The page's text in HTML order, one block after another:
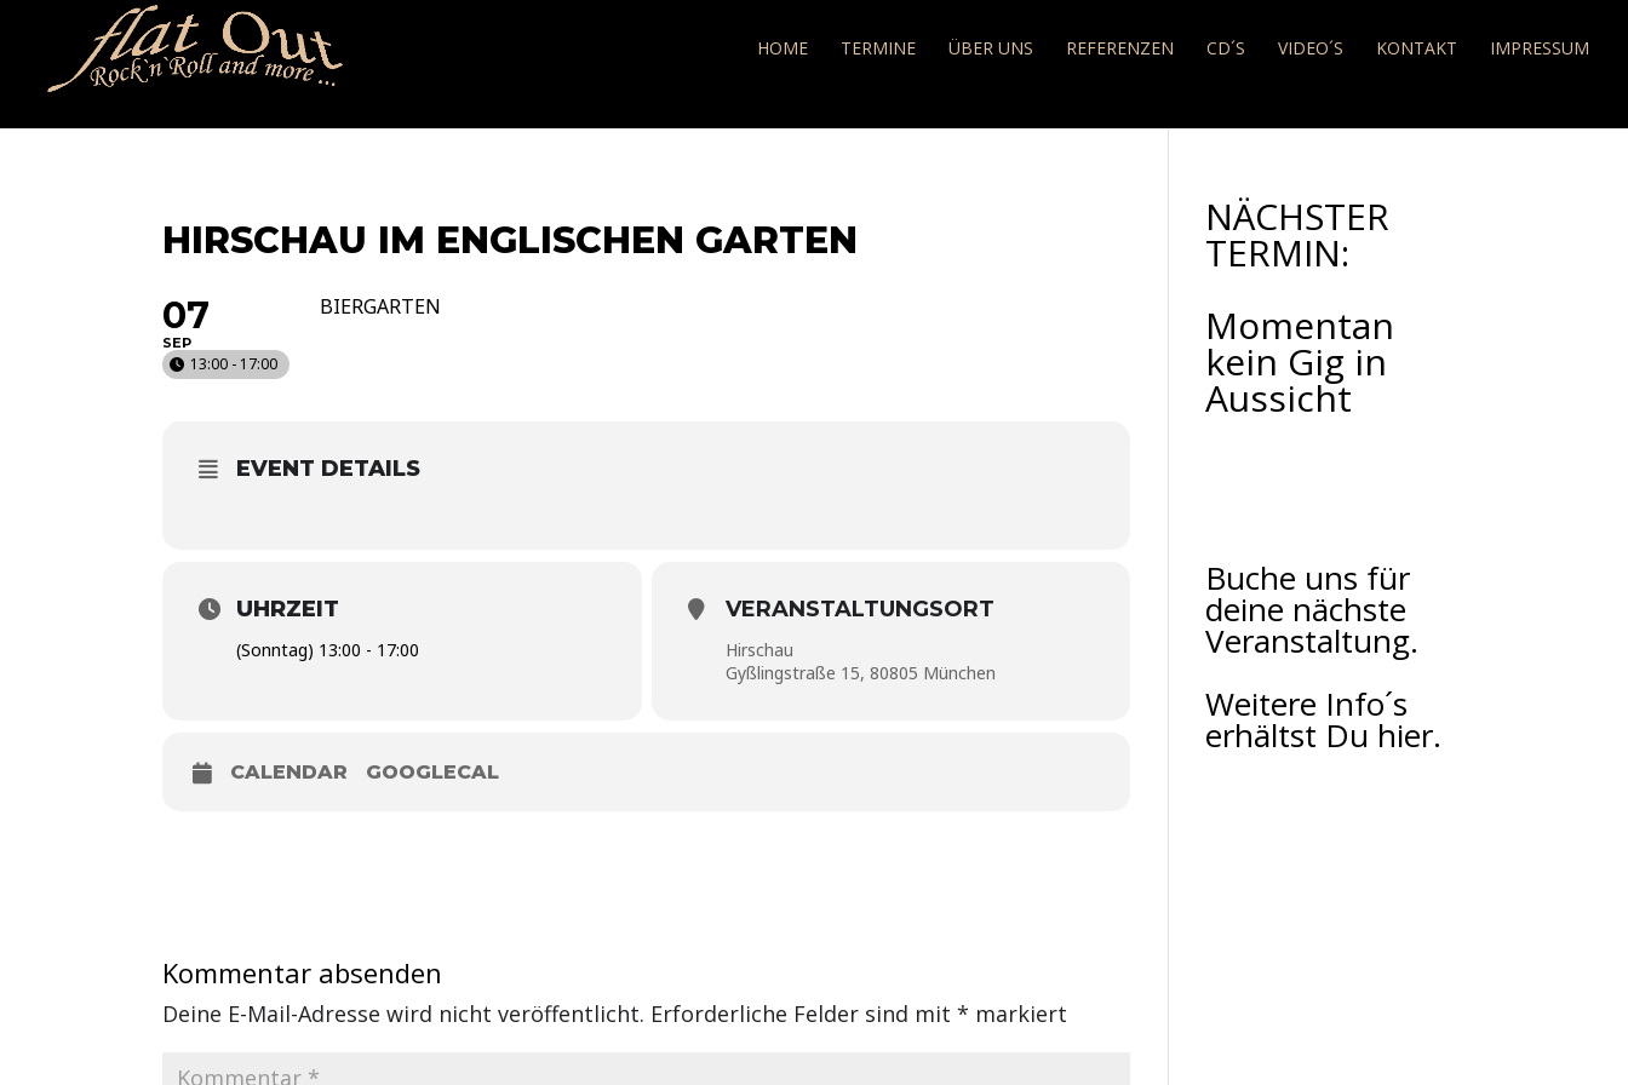
naechstertermin ueberuns
HOME TERMINE ÜBER UNS REFERENZEN CD´S VIDEO´S KONTAKT IMPRESSUM
HIRSCHAU IM ENGLISCHEN GARTEN
07
SEP
13:00 - 17:00
BIERGARTEN
EVENT DETAILS
UHRZEIT
(Sonntag) 13:00 - 17:00
VERANSTALTUNGSORT
Hirschau
Gyßlingstraße 15, 80805 München
CALENDAR GOOGLECAL
Kommentar absenden
Deine E-Mail-Adresse wird nicht veröffentlicht. Erforderliche Felder sind mit* markiert
NÄCHSTER
TERMIN:
Momentan
kein Gig in
Aussicht
Buche uns für
deine nächste
Veranstaltung.
Weitere Info´s
erhältst Du hier.